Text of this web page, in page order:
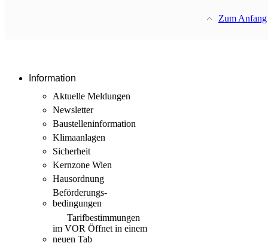
Zum Anfang
Information
Aktuelle Meldungen
Newsletter
Baustellen­information
Klimaanlagen
Sicherheit
Kernzone Wien
Hausordnung
Beförderungs­
bedingungen
Tarif­bestimmungen
im VOR Öffnet in einem
neuen Tab